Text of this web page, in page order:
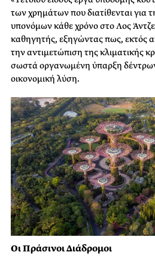
των χρημάτων που διατίθενται για
υπονόμων κάθε χρόνο στο Λος
καθηγητής, εξηγώντας πως, εκτός
την αντιμετώπιση της κλιματικής
σωστά οργανωμένη ύπαρξη δέντρων
οικονομική λύση.
Οι Πράσινοι Διάδρομοι